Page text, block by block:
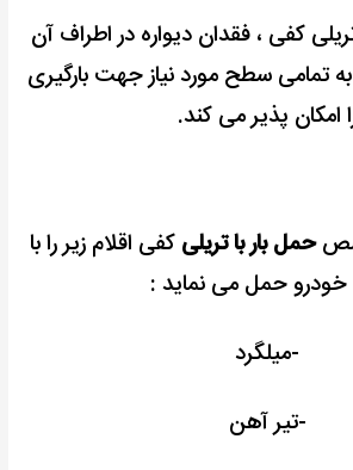
کفی ، فقدان دیواره در اطراف آن
تمامی سطح مورد نیاز جهت بارگیری
امکان پذیر می کند.
حمل بار با تریلی کفی اقلام زیر را با
خودرو حمل می نماید :
-میلگرد
-تیر آهن